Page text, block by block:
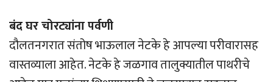
बंद घर चोरट्यांना पर्वणी
दौलतनगरात संतोष भाऊलाल नेटके हे आपल्या परीवारासह
वास्तव्याला आहेत. नेटके हे जळगाव तालुक्यातील पाथरीचे